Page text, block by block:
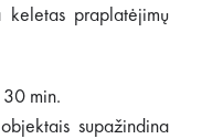
praplatėjimų
30 min.
supažindina